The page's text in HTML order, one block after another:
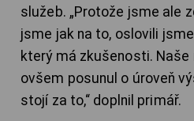
služeb. „Protože jsme ale
jsme jak na to, oslovili
který má zkušenosti.
ovšem posunul o úroveň
stojí za to,“ doplnil primář.